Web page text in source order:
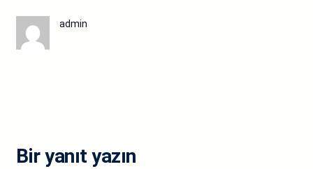
admin
Bir yanıt yazın